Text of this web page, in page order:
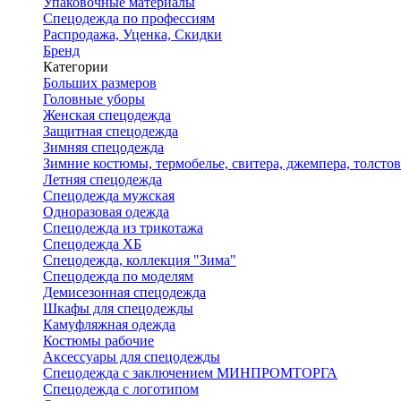
Спецодежда по профессиям
Распродажа, Уценка, Скидки
Бренд
Категории
Больших размеров
Головные уборы
Женская спецодежда
Защитная спецодежда
Зимняя спецодежда
Зимние костюмы, термобелье, свитера, джемпера,
Летняя спецодежда
Спецодежда мужская
Одноразовая одежда
Спецодежда из трикотажа
Спецодежда ХБ
Спецодежда, коллекция "Зима"
Спецодежда по моделям
Демисезонная спецодежда
Шкафы для спецодежды
Камуфляжная одежда
Костюмы рабочие
Аксессуары для спецодежды
Спецодежда с заключением МИНПРОМТОРГА
Спецодежда с логотипом